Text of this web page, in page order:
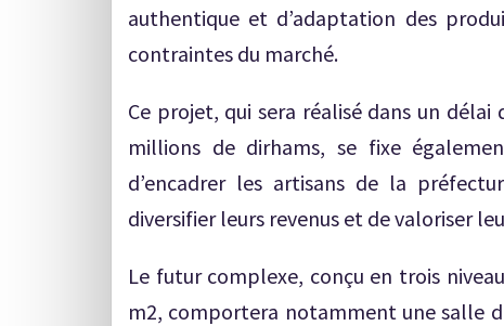
authentique et d’adaptation des
contraintes du marché.
Ce projet, qui sera réalisé dans un
millions de dirhams, se fixe
d’encadrer les artisans de la
diversifier leurs revenus et de valoriser
Le futur complexe, conçu en trois
m2, comportera notamment une salle